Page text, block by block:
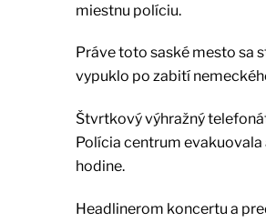
miestnu políciu.
Práve toto saské mesto sa
vypuklo po zabití
Štvrtkový výhražný
Polícia centrum
hodine.
Headlinerom koncertu a